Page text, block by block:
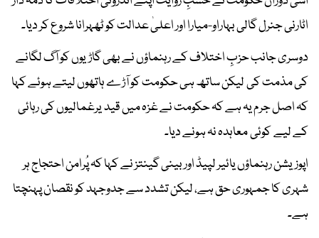
اٹارنی جنرل گالی بہاراو-میارا اور اعلیٰ عدالت کو ٹھہرانا شروع کر دیا۔
دوسری جانب حزبِ اختلاف کے رہنماؤں نے بھی گاڑیوں کو آگ لگانے
کی مذمت کی لیکن ساتھ ہی حکومت کو آڑے ہاتھوں لیتے ہوئے کہا
کہ اصل جرم یہ ہے کہ حکومت نے غزہ میں قید یرغمالیوں کی رہائی
کے لیے کوئی معاہدہ نہ ہونے دیا۔
اپوزیشن رہنماؤں یائیر لپیڈ اور بینی گینتز نے کہا کہ پُرامن احتجاج ہر
شہری کا جمہوری حق ہے، لیکن تشدد سے جدوجہد کو نقصان پہنچتا
ہے۔